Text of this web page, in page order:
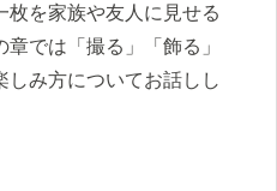
枚を家族や友人に見せる
では「撮る」「飾る」
しみ方についてお話しし